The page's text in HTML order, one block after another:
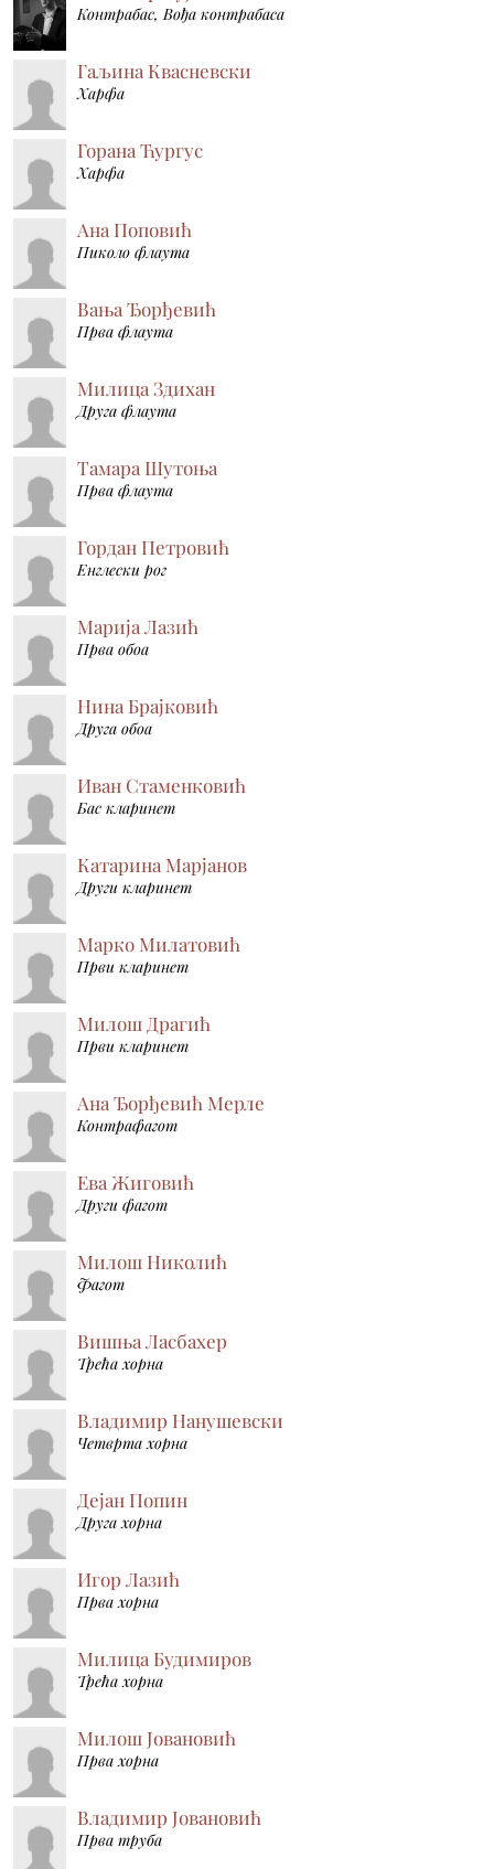
Контрабас, Вођа контрабаса
Гаљина Квасневски
Харфа
Горана Ћургус
Харфа
Ана Поповић
Пиколо флаута
Вања Ђорђевић
Прва флаута
Милица Здихан
Друга флаута
Тамара Шутоња
Прва флаута
Гордан Петровић
Енглески рог
Марија Лазић
Прва обоа
Нина Брајковић
Друга обоа
Иван Стаменковић
Бас кларинет
Катарина Марјанов
Други кларинет
Марко Милатовић
Први кларинет
Милош Драгић
Први кларинет
Ана Ђорђевић Мерле
Контрафагот
Ева Жиговић
Други фагот
Милош Николић
Фагот
Вишња Ласбахер
Трећа хорна
Владимир Нанушевски
Четврта хорна
Дејан Попин
Друга хорна
Игор Лазић
Прва хорна
Милица Будимиров
Трећа хорна
Милош Јовановић
Прва хорна
Владимир Јовановић
Прва труба